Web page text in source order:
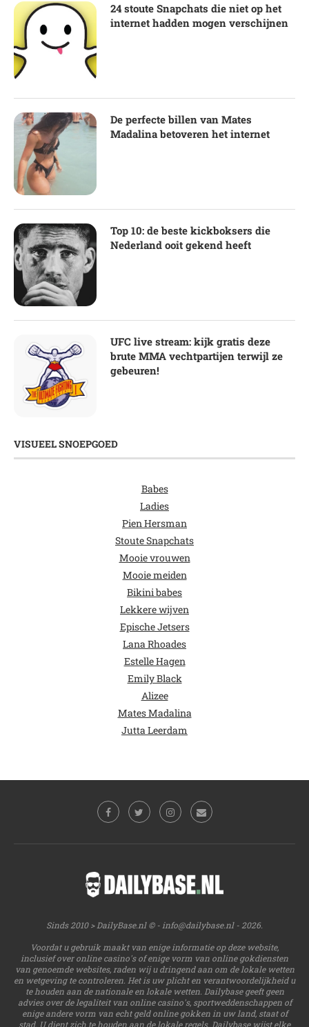
24 stoute Snapchats die niet op het
internet hadden mogen verschijnen
De perfecte billen van Mates
Madalina betoveren het internet
Top 10: de beste kickboksers die
Nederland ooit gekend heeft
UFC live stream: kijk gratis deze
brute MMA vechtpartijen terwijl ze
gebeuren!
VISUEEL SNOEPGOED
Babes
Ladies
Pien Hersman
Stoute Snapchats
Mooie vrouwen
Mooie meiden
Bikini babes
Lekkere wijven
Epische Jetsers
Lana Rhoades
Estelle Hagen
Emily Black
Alizee
Mates Madalina
Jutta Leerdam
Sinds 2010 > DailyBase.nl © - info@dailybase.nl- 2026.
Voordat u gebruik maakt van enige informatie op deze website,
inclusief over online casino's of enige vorm van online gokdiensten
van genoemde websites, raden wij u dringend aan om de lokale wetten
en wetgeving te controleren. Het is uw plicht en verantwoordelijkheid u
te houden aan de nationale en lokale wetten. Dailybase geeft geen
advies over de legaliteit van online casino's, sportweddenschappen of
enige andere vorm van echt geld online gokken in uw land, staat of
stad. U dient zich te houden aan de lokale regels. Dailybase wijst elke